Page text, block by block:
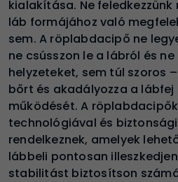
kialakítása. Ne
láb formájához való
sem. A röplabdacipő ne
ne csússzon le a lábról és
helyzeteket, sem túl szoros
bőrt és akadályozza a
működését. A
technológiával és
rendelkeznek, amelyek
lábbeli pontosan
stabilitást biztosítson